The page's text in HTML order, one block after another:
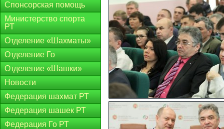
Спонсорская помощь
Министерство спорта
РТ
Отделение «Шахматы»
Отделение Го
Отделение «Шашки»
Новости
Федерация шахмат РТ
Федерация шашек РТ
Федерация Го РТ